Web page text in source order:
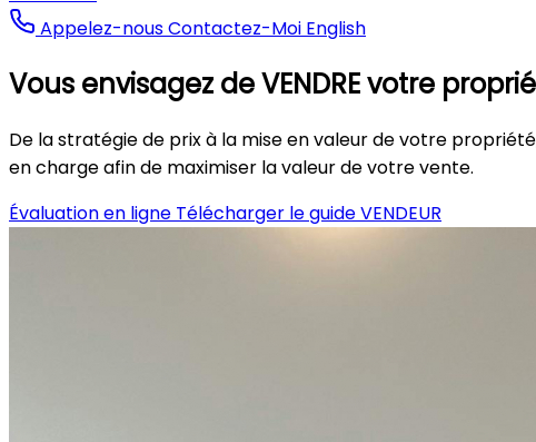
Appelez-nousContactez-Moi English
Vous envisagez de VENDRE votre
De la stratégie de prix à la mise en valeur de votre
en charge afin de maximiser la valeur de votre vente.
Évaluation en ligne Télécharger le guide VENDEUR